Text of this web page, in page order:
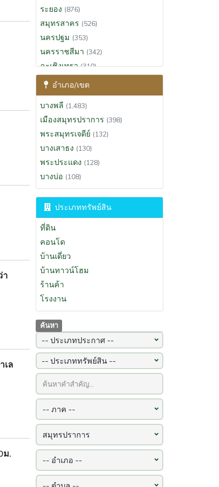
า
เล
ม.
ระยอง (876)
สมุทรสาคร (526)
นครปฐม (353)
นครราชสีมา (342)
ฉะเชิงเทรา(310)
สุราษฎร์ธานี
ขอนแก่น(285)
ประจวบคีรีขันธ์
นครนายก (264)
สระบุรี(198)
พระนครศรีอยุธยา
เพชรบุรี(164)
นครศรีธรรมราช
เชียงราย(96)
ภูเก็ต
นครสวรรค์
ลำพูน
ปราจีนบุรี(86)
อำเภอ/เขต
บางพลี (1,483)
เมืองสมุทรปราการ (398)
พระสมุทรเจดีย์ (132)
บางเสาธง (130)
พระประแดง (128)
บางบ่อ (108)
ประเภททรัพย์สิน
ที่ดิน
คอนโด
บ้านเดี่ยว
บ้านทาวน์โฮม
ร้านค้า
โรงงาน
ค้นหา